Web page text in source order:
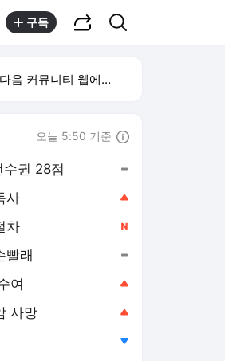
구독
커뮤니티 웹에서 보기
오늘 5:50 기준
권 28점
사
빨래
여
사망